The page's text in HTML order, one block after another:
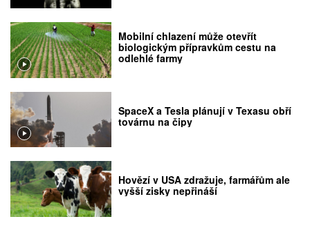
Mobilní chlazení může otevřít
biologickým přípravkům cestu na
odlehlé farmy
SpaceX a Tesla plánují v Texasu obří
továrnu na čipy
Hovězí v USA zdražuje, farmářům ale
vyšší zisky nepřináší